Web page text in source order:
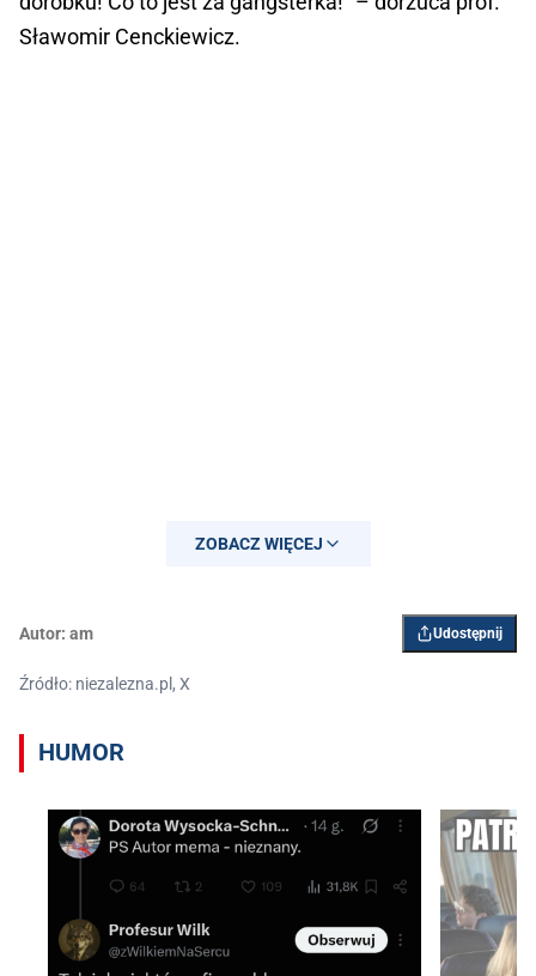
Sławomir Cenckiewicz.
ZOBACZ WIĘCEJ
Autor: am Udostępnij
Źródło: niezalezna.pl, X
HUMOR